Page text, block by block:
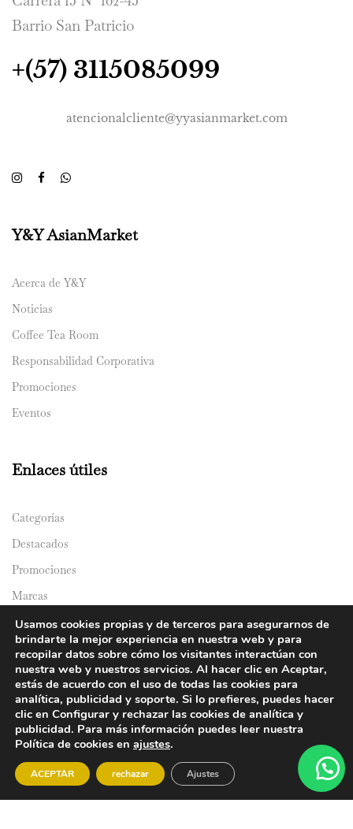
Barrio San Patricio
+(57) 3115085099
atencionalcliente@yyasianmarket.com
Y&Y AsianMarket
Acerca de Y&Y
Noticias
Coffee Tea Room
Responsabilidad Corporativa
Promociones
Eventos
Enlaces útiles
Categorías
Destacados
Promociones
Marcas
Catálogos
Domicilios
© 2024 Y&Y Asian Market. All rights reserved.
Usamos cookies propias y de terceros para asegurarnos de
brindarte la mejor experiencia en nuestra web y para
recopilar datos sobre cómo los visitantes interactúan con
nuestra web y nuestros servicios. Al hacer clic en Aceptar,
estás de acuerdo con el uso de todas las cookies para
analítica, publicidad y soporte. Si lo prefieres, puedes hacer
clic en Configurar y rechazar las cookies de analítica y
publicidad. Para más información puedes leer nuestra
Política de cookies en ajustes.
ACEPTAR rechazar Ajustes